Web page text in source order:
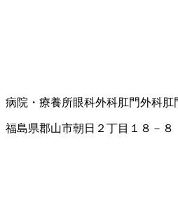
病院・療養所眼科外科肛門外科肛
福島県郡山市朝日２丁目１８－８